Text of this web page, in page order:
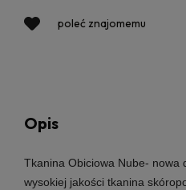
poleć znajomemu
Opis
Tkanina Obiciowa Nube- nowa
wysokiej jakości tkanina